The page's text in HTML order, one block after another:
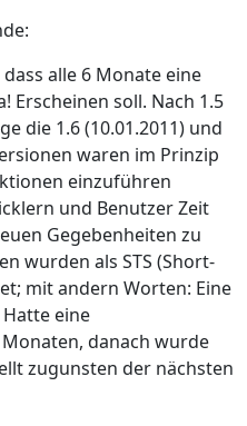
alle 6 Monate eine
Erscheinen soll. Nach 1.5
die 1.6 (10.01.2011) und
waren im Prinzip
einzuführen
und Benutzer Zeit
Gegebenheiten zu
wurden als STS (Short-
mit andern Worten: Eine
Hatte eine
danach wurde
zugunsten der nächsten